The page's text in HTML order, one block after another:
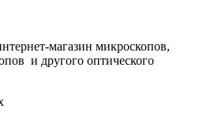
магазин микроскопов,
и другого оптического